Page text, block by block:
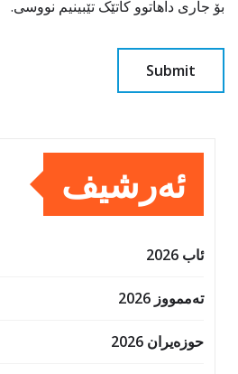
بۆ جاری داهاتوو کاتێک تێبینیم نووسی.
ئەرشیف
ئاب 2026
تەممووز 2026
حوزه‌یران 2026